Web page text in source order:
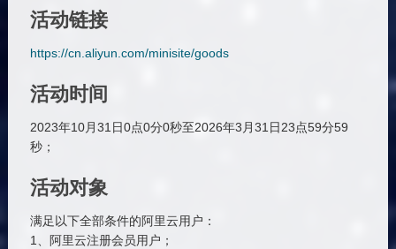
活动链接
https://cn.aliyun.com/minisite/goods
活动时间
2023年10月31日0点0分0秒至2026年3月31日23点59分59
秒；
活动对象
满足以下全部条件的阿里云用户：
1、阿里云注册会员用户；